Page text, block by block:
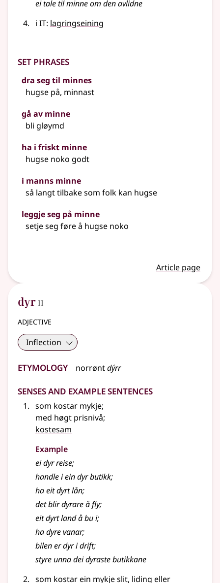
ei tale til minne om den avlidne
i IT: lagringseining
Set phrases
dra seg til minnes
hugse på, minnast
gå av minne
bli gløymd
ha i friskt minne
hugse noko godt
i manns minne
så langt tilbake som folk kan hugse
leggje seg på minne
setje seg føre å hugse noko
Article page
dyr 2
II
adjective
Inflection
Etymology norrøntdýrr
Senses and Example Sentences
som kostar mykje;
med høgt prisnivå;
kostesam
Example
ei dyr reise;
handle i ein dyr butikk;
ha eit dyrt lån;
det blir dyrare å fly;
eit dyrt land å bu i;
ha dyre vanar;
bilen er dyr i drift;
styre unna dei dyraste butikkane
som kostar ein mykje slit, liding eller